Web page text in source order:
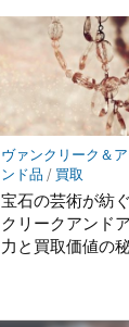
ヴァンクリーク＆
ンド品 / 買取
宝石の芸術が紡
クリークアンド
力と買取価値の